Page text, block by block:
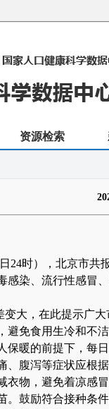
资源检索
24时），北京市
感染、流行性感冒
大，在此提示广
避免食用生冷和不
保暖的前提下，每
、腹泻等症状应根
衣物，避免着凉感
。鼓励符合接种条